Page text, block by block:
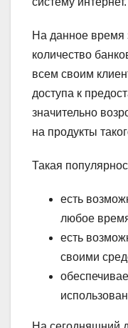
На данное время
количество
всем своим
доступа к
значительно
на продукты
Такая
есть
любое
есть
своими